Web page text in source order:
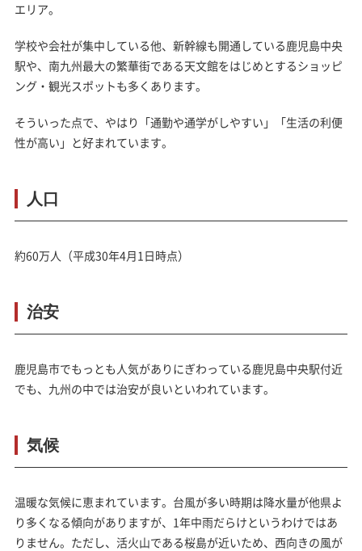
エリア。
学校や会社が集中している他、新幹線も開通している鹿児島中央
駅や、南九州最大の繁華街である天文館をはじめとするショッピ
ング・観光スポットも多くあります。
そういった点で、やはり「通勤や通学がしやすい」「生活の利便
性が高い」と好まれています。
人口
約60万人（平成30年4月1日時点）
治安
鹿児島市でもっとも人気がありにぎわっている鹿児島中央駅付近
でも、九州の中では治安が良いといわれています。
気候
温暖な気候に恵まれています。台風が多い時期は降水量が他県よ
り多くなる傾向がありますが、1年中雨だらけというわけではあ
りません。ただし、活火山である桜島が近いため、西向きの風が